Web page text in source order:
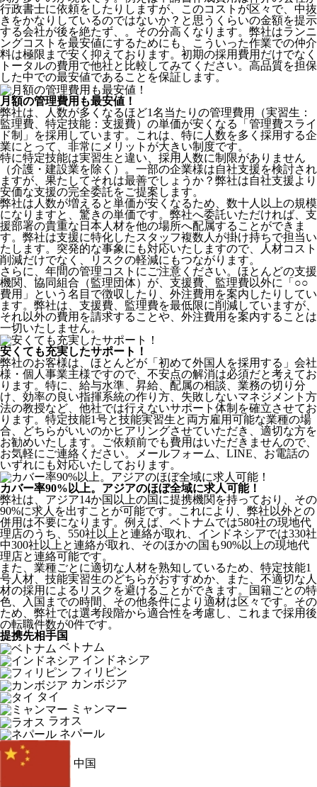
行政書士に依頼をしたりしますが、このコストが区々で、中抜
きをかなりしているのではないか？と思うくらいの金額を提示
する会社が後を絶たず、。その分高くなります。弊社はランニ
ングコストを最安値にするためにも、こういった作業での仲介
料は極限まで安く抑えております。 初期の採用費用だけでなく
トータルの費用で他社と比較してみてください。 高品質を担保
した中での最安値であることを保証します。
月額の管理費用も最安値！
弊社は、
人数が多くなるほど1名当たりの管理費用（実習生：
監理費、特定技能：支援費）の単価が安くなる「管理費スライ
ド制」を採用 しています。これは、特に人数を多く採用する企
業にとって、非常にメリットが大きい制度です。
特に特定技能は実習生と違い、採用人数に制限がありません
（介護・建設業を除く）。一部の企業様は自社支援を検討され
ますが、果たしてそれは最善でしょうか？弊社は自社支援より
安価な支援の完全委託をご提案します。
弊社は人数が増えると単価が安くなるため、数十人以上の規模
になりますと、驚きの単価です。弊社へ委託いただければ、支
援部署の貴重な日本人材を他の場所へ配属することができま
す。弊社は支援に特化したスタッフ複数人が掛け持ちで担当い
たします。突発的な事象にも対応いたしますので、人材コスト
削減だけでなく、リスクの軽減にもつながります。
さらに、年間の管理コストにご注意ください。ほとんどの支援
機関、協同組合（監理団体）が、支援費、監理費以外に「○○
費用」という名目で徴収したり、外注費用を案内したりしてい
ます。弊社は、支援費、監理費を最低限に削減していますが、
それ以外の費用を請求することや、外注費用を案内することは
一切いたしません。
安くても充実したサポート！
弊社のお客様は、ほとんどが 「初めて外国人を採用する」 会社
様・個人事業主様ですので、不安点の解消は必須だと考えてお
ります。特に、給与水準、昇給、配属の相談、業務の切り分
け、効率の良い指揮系統の作り方、失敗しないマネジメント方
法の教授など、 他社では行えないサポート体制 を確立させてお
ります。特定技能1号と技能実習生と両方雇用可能な業種の場
合、どちらがいいのかヒアリングさせていただき、適切な方を
お勧めいたします。ご依頼前でも費用はいただきませんので、
お気軽にご連絡ください。メールフォーム、LINE、お電話の
いずれにも対応いたしております。
カバー率90%以上。アジアのほぼ全域に求人可能！
弊社は、 アジア14か国以上の国に提携機関を持っており、その
90%に求人を出すことが可能です。これにより、弊社以外との
併用は不要になります。例えば、ベトナムでは580社の現地代
理店のうち、550社以上と連絡が取れ、インドネシアでは330社
中300社以上と連絡が取れ、そのほかの国も90%以上の現地代
理店と連絡可能です。
また、業種ごとに適切な人材を熟知しているため、特定技能1
号人材、技能実習生のどちらがおすすめか、また、不適切な人
材の採用によるリスクを避けることができます。国籍ごとの特
色、入国までの時間、その他条件により適材は区々です。その
ため、弊社では選考段階から適合性を考慮し、これまで採用後
の転職件数が0件です。
提携先相手国
ベトナム
インドネシア
フィリピン
カンボジア
タイ
ミャンマー
ラオス
ネパール
中国